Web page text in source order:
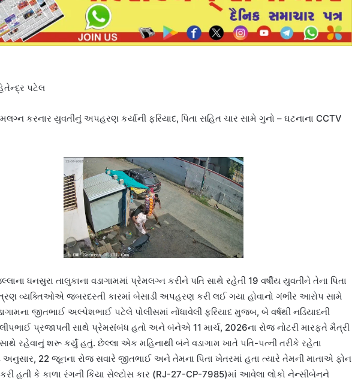
પટેલ
કરનાર યુવતીનું અપહરણ કર્યાની ફરિયાદ, પિતા સહિત ચાર સામે ગુનો – ઘટનાના CCTV
ધનસુરા તાલુકાના વડાગામમાં પ્રેમલગ્ન કરીને પતિ સાથે રહેતી 19 વર્ષીય યુવતીને તેના પિતા
વ્યક્તિઓએ જબરદસ્તી કારમાં બેસાડી અપહરણ કરી લઈ ગયા હોવાનો ગંભીર આરોપ સામે
જીતભાઈ અલ્પેશભાઈ પટેલે પોલીસમાં નોંધાવેલી ફરિયાદ મુજબ, બે વર્ષથી નડિયાદની
પ્રજાપતી સાથે પ્રેમસંબંધ હતો અને બંનેએ 11 માર્ચ, 2026ના રોજ નોટરી મારફતે મૈત્રી
રહેવાનું શરૂ કર્યું હતું. છેલ્લા એક મહિનાથી બંને વડાગામ ખાતે પતિ-પત્ની તરીકે રહેતા
અનુસાર, 22 જૂનના રોજ સવારે જીતભાઈ અને તેમના પિતા ખેતરમાં હતા ત્યારે તેમની માતાએ ફોન
હતી કે કાળા રંગની કિયા સેલ્ટોસ કાર (RJ-27-CP-7985)માં આવેલા લોકો નેન્સીબેનને